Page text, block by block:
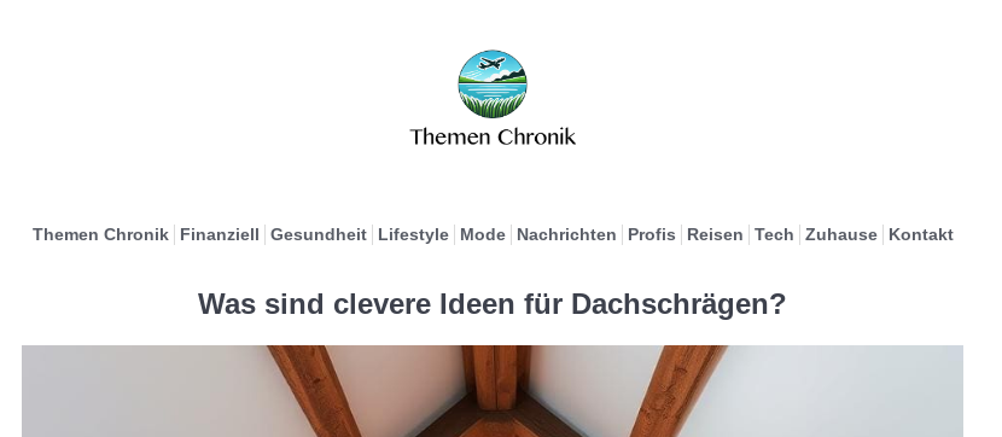
Themen Chronik Finanziell Gesundheit Lifestyle Mode Nachrichten Profis Reisen Tech Zuhause Kontakt
Was sind clevere Ideen für Dachschrägen?